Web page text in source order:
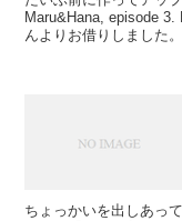
Maru&Hana, episode 3. BGMはフリー音楽素材 H/MIX GALLERYさ
んよりお借りしました
ちょっかいを出しあっ